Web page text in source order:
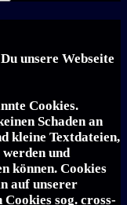
unsere Webseite
Cookies.
Schaden an
kleine Textdateien,
und
können. Cookies
auf unserer
Cookies sog. cross-